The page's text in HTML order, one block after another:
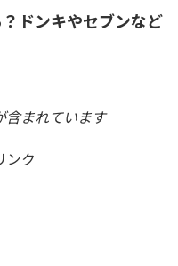
ドンキやセブンなど
まれています
ンク